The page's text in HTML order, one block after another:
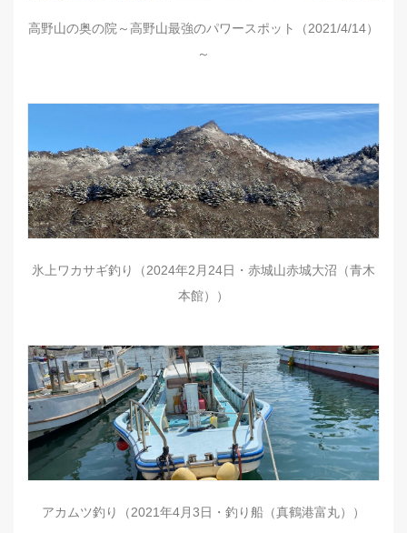
高野山の奥の院～高野山最強のパワースポット（2021/4/14）
～
氷上ワカサギ釣り（2024年2月24日・赤城山赤城大沼（青木
本館））
アカムツ釣り（2021年4月3日・釣り船（真鶴港富丸））